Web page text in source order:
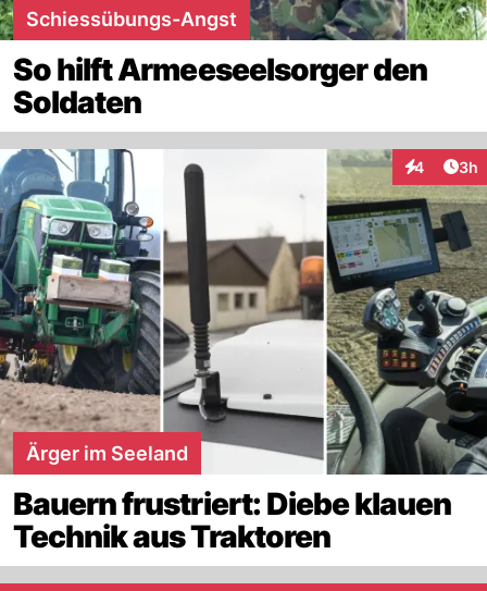
Schiessübungs-Angst
So hilft Armeeseelsorger den
Soldaten
4 3h
Ärger im Seeland
Bauern frustriert: Diebe klauen
Technik aus Traktoren